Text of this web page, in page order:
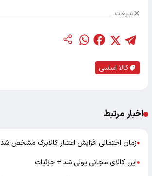
تبلیغات
کالا اساسی
اخبار مرتبط
●زمان احتمالی افزایش اعتبار کالابرگ مشخص شد
●این کالای مجانی پولی شد + جزئیات